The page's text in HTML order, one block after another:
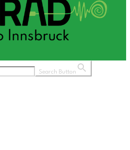
Search Button